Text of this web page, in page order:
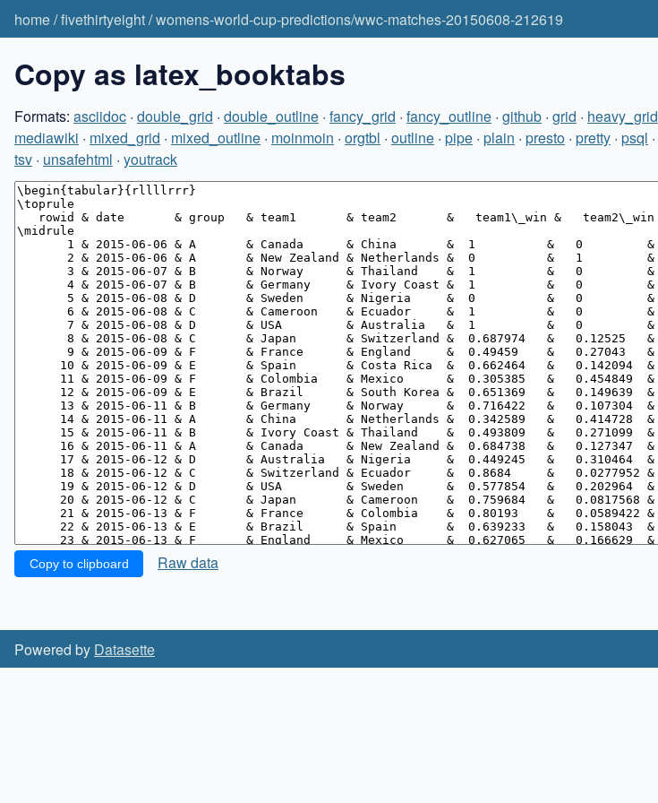
home/fivethirtyeight/womens-world-cup-predictions/wwc-matches-20150608-212619
Copy as latex_booktabs
Formats: asciidoc · double_grid · double_outline · fancy_grid · fancy_outline · github · grid · heavy_grid
mediawiki · mixed_grid · mixed_outline · moinmoin · orgtbl · outline · pipe · plain · presto · pretty · psql ·
tsv · unsafehtml · youtrack
Copy to clipboard Raw data
Powered by Datasette